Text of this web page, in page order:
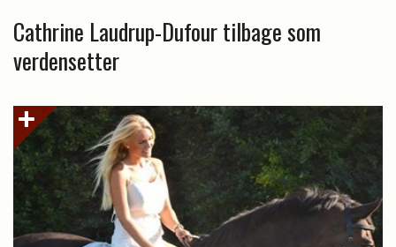
Cathrine Laudrup-Dufour tilbage som
verdensetter